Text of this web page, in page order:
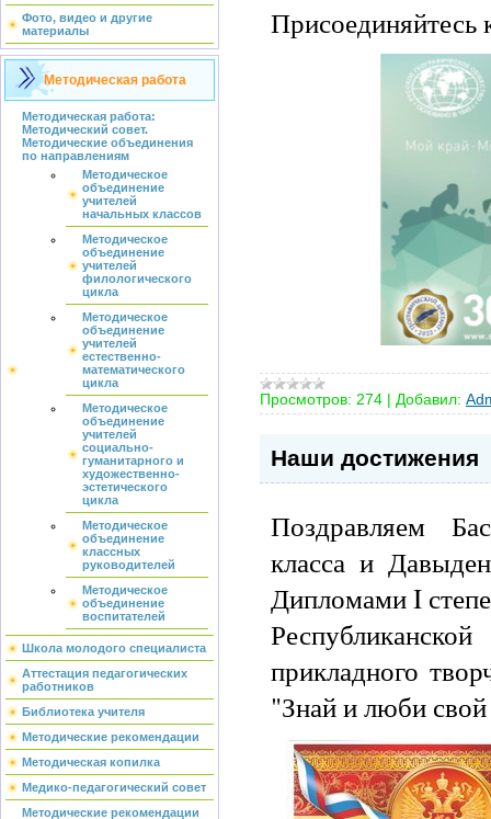
Фото, видео и другие
материалы
Методическая работа
Методическая работа:
Методический совет.
Методические объединения
по направлениям
Методическое
объединение
учителей
начальных классов
Методическое
объединение
учителей
филологического
цикла
Методическое
объединение
учителей
естественно-
математического
цикла
Методическое
объединение
учителей
социально-
гуманитарного и
художественно-
эстетического
цикла
Методическое
объединение
классных
руководителей
Методическое
объединение
воспитателей
Школа молодого специалиста
Аттестация педагогических
работников
Библиотека учителя
Методические рекомендации
Методическая копилка
Медико-педагогический совет
Методические рекомендации
Присоединяйтесь
Просмотров: 274 | Добавил:
Наши достижения
Поздравляем
класса и
Дипломами I
прикладного
"Знай и люби